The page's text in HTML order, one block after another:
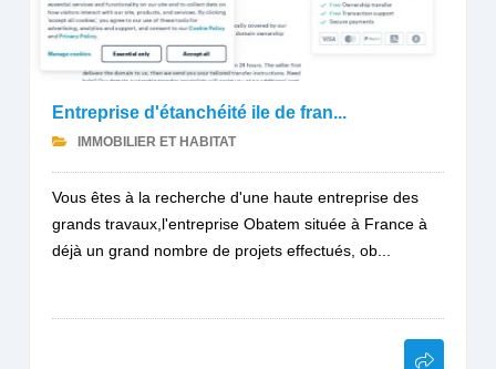
Entreprise d'étanchéité ile de fran...
IMMOBILIER ET HABITAT
Vous êtes à la recherche d'une haute entreprise des
grands travaux,l'entreprise Obatem située à France à
déjà un grand nombre de projets effectués, ob...